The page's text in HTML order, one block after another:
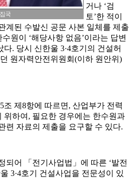
국
거나 ‘검
토’한 적이
계된 수발신 공문 사본 일체를 제출
원이 ‘해당사항 없음’이라는 답변
. 당시 신한울 3·4호기의 건설허
원자력안전위원회(이하 원안위)
조 제8항에 따르면, 산업부가 전력
위하여, 필요한 경우에는 한수원과
련 자료의 제출을 요구할 수 있다.
되어 「전기사업법」에 따른 ‘발전
3·4호기 건설사업을 전문성이 있